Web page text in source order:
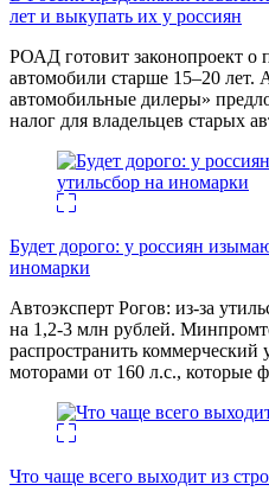
лет и выкупать их у россиян
РОАД готовит законопроект о
автомобили старше 15–20 лет.
автомобильные дилеры»
налог для владельцев старых
Будет дорого: у россиян
иномарки
Автоэксперт Рогов: из-за
на 1,2-3 млн рублей.
распространить коммерческий
моторами от 160 л.с., которые
Что чаще всего выходит из